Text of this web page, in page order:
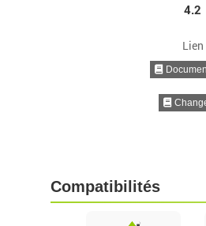
4.2
Lien
Compatibilités